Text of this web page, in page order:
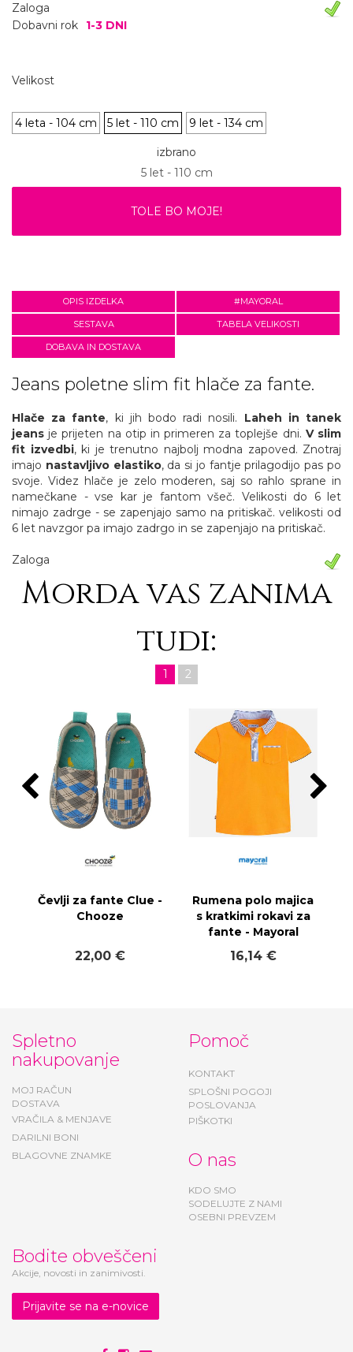
Zaloga
Dobavni rok
1-3 DNI
Velikost
4 leta - 104 cm 5 let - 110 cm 9 let - 134 cm
izbrano
5 let - 110 cm
TOLE BO MOJE!
OPIS IZDELKA #MAYORAL
SESTAVA TABELA VELIKOSTI
DOBAVA IN DOSTAVA
Jeans poletne slim fit hlače za fante.
Hlače za fante, ki jih bodo radi nosili. Laheh in tanek
jeans je prijeten na otip in primeren za toplejše dni. V slim
fit izvedbi, ki je trenutno najbolj modna zapoved. Znotraj
imajo nastavljivo elastiko, da si jo fantje prilagodijo pas po
svoje. Videz hlače je zelo moderen, saj so rahlo sprane in
namečkane - vse kar je fantom všeč. Velikosti do 6 let
nimajo zadrge - se zapenjajo samo na pritiskač. velikosti od
6 let navzgor pa imajo zadrgo in se zapenjajo na pritiskač.
Zaloga
Morda vas zanima
tudi:
1 2
Čevlji za fante Clue -
Chooze
22,00 €
Rumena polo majica
s kratkimi rokavi za
fante - Mayoral
16,14 €
Spletno
nakupovanje
MOJ RAČUN
DOSTAVA
VRAČILA & MENJAVE
DARILNI BONI
BLAGOVNE ZNAMKE
Pomoč
KONTAKT
SPLOŠNI POGOJI
POSLOVANJA
PIŠKOTKI
O nas
KDO SMO
SODELUJTE Z NAMI
OSEBNI PREVZEM
Bodite obveščeni
Akcije, novosti in zanimivosti.
Prijavite se na e-novice